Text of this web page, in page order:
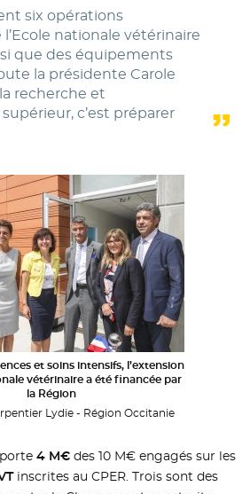
six opérations
nationale vétérinaire
que des équipements
la présidente Carole
recherche et
c’est préparer
et soins intensifs, l’extension
vétérinaire a été financée par
la Région
Lydie - Région Occitanie
4 M€des 10 M€ engagés sur les
inscrites au CPER. Trois sont des